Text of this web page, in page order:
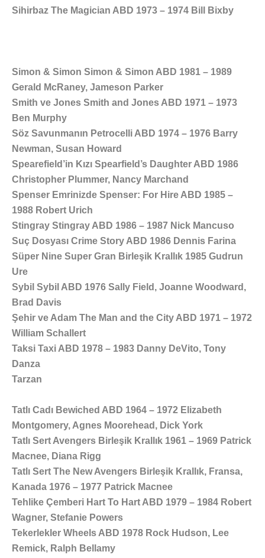
Sihirbaz The Magician ABD 1973 – 1974 Bill Bixby
Simon & Simon Simon & Simon ABD 1981 – 1989
Gerald McRaney, Jameson Parker
Smith ve Jones Smith and Jones ABD 1971 – 1973
Ben Murphy
Söz Savunmanın Petrocelli ABD 1974 – 1976 Barry
Newman, Susan Howard
Spearefield’in Kızı Spearfield’s Daughter ABD 1986
Christopher Plummer, Nancy Marchand
Spenser Emrinizde Spenser: For Hire ABD 1985 –
1988 Robert Urich
Stingray Stingray ABD 1986 – 1987 Nick Mancuso
Suç Dosyası Crime Story ABD 1986 Dennis Farina
Süper Nine Super Gran Birleşik Krallık 1985 Gudrun
Ure
Sybil Sybil ABD 1976 Sally Field, Joanne Woodward,
Brad Davis
Şehir ve Adam The Man and the City ABD 1971 – 1972
William Schallert
Taksi Taxi ABD 1978 – 1983 Danny DeVito, Tony
Danza
Tarzan
Tatlı Cadı Bewiched ABD 1964 – 1972 Elizabeth
Montgomery, Agnes Moorehead, Dick York
Tatlı Sert Avengers Birleşik Krallık 1961 – 1969 Patrick
Macnee, Diana Rigg
Tatlı Sert The New Avengers Birleşik Krallık, Fransa,
Kanada 1976 – 1977 Patrick Macnee
Tehlike Çemberi Hart To Hart ABD 1979 – 1984 Robert
Wagner, Stefanie Powers
Tekerlekler Wheels ABD 1978 Rock Hudson, Lee
Remick, Ralph Bellamy